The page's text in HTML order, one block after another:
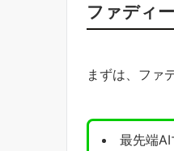
ファディ
まずは、ファ
最先端